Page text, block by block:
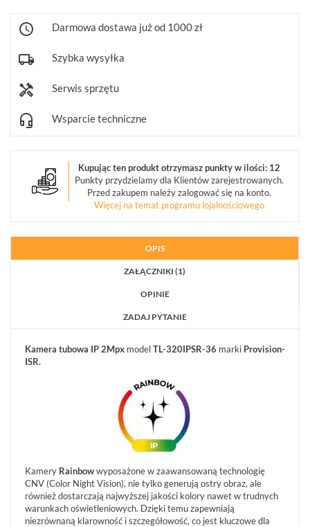
PUSZKI
UCHWYTY
STERUJĄCE
(10)
OBIEKTYWY
MEGAPIKSELOWE
(5)
(3)
AKCESORIA
POKAŻ
WSZYSTKO
SYSTEMY
ALARMOWE
Darmowa dostawa już od 1000 zł
Szybka wysyłka
Serwis sprzętu
Wsparcie techniczne
Kupując ten produkt otrzymasz punkty w ilości: 12
Punkty przydzielamy dla Klientów zarejestrowanych.
Przed zakupem należy zalogować się na konto.
Więcej na temat programu lojalnościowego
OPIS
ZAŁĄCZNIKI (1)
OPINIE
ZADAJ PYTANIE
Kamera tubowa IP2Mpx modelTL-320IPSR-36 marki Provision-
ISR.
Kamery Rainbowwyposażone w zaawansowaną technologię
CNV (Color Night Vision), nie tylko generują ostry obraz, ale
również dostarczają najwyższej jakości kolory nawet w trudnych
warunkach oświetleniowych. Dzięki temu zapewniają
niezrównaną klarowność i szczegółowość, co jest kluczowe dla